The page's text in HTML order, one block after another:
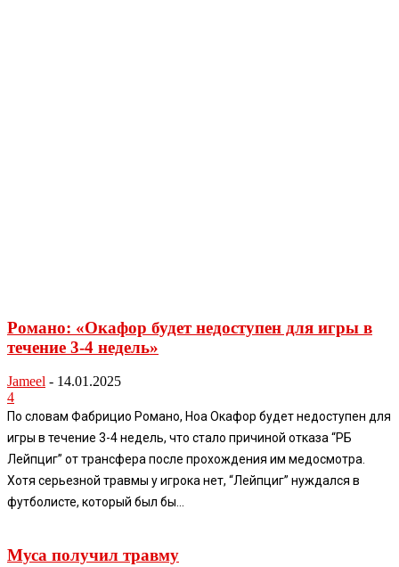
Романо: «Окафор будет недоступен для игры в
течение 3-4 недель»
Jameel - 14.01.2025
4
По словам Фабрицио Романо, Ноа Окафор будет недоступен для
игры в течение 3-4 недель, что стало причиной отказа “РБ
Лейпциг” от трансфера после прохождения им медосмотра.
Хотя серьезной травмы у игрока нет, “Лейпциг” нуждался в
футболисте, который был бы...
Муса получил травму